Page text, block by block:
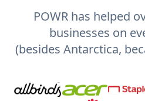
POWR has helped
businesses on
(besides Antarctica,